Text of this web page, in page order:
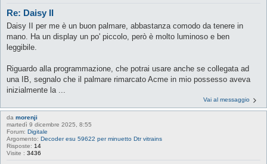
Re: Daisy II
Daisy II per me è un buon palmare, abbastanza comodo da tenere in
mano. Ha un display un po' piccolo, però è molto luminoso e ben
leggibile.
Riguardo alla programmazione, che potrai usare anche se collegata ad
una IB, segnalo che il palmare rimarcato Acme in mio possesso aveva
inizialmente la ...
Vai al messaggio
da morenji
martedì 9 dicembre 2025, 8:55
Forum: Digitale
Argomento: Decoder esu 59622 per minuetto Dtr vitrains
Risposte: 14
Visite : 3436